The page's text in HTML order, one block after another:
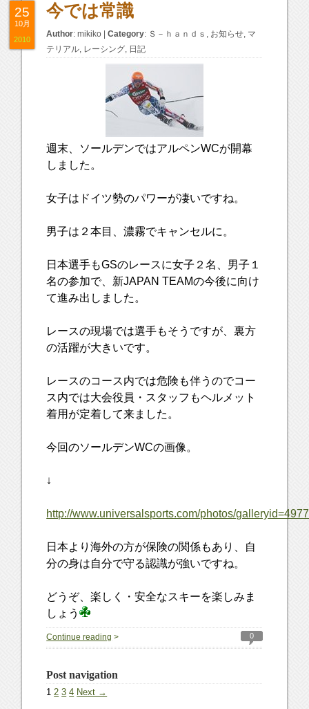
今では常識
Author:mikiko |Category: Ｓ－ｈａｎｄｓ , お知らせ, マ
テリアル, レーシング, 日記
週末、ソールデンではアルペンWCが開幕
しました。
女子はドイツ勢のパワーが凄いですね。
男子は２本目、濃霧でキャンセルに。
日本選手もGSのレースに女子２名、男子１
名の参加で、新JAPAN TEAMの今後に向け
て進み出しました。
レースの現場では選手もそうですが、裏方
の活躍が大きいです。
レースのコース内では危険も伴うのでコー
ス内では大会役員・スタッフもヘルメット
着用が定着して来ました。
今回のソールデンWCの画像。
↓
http://www.universalsports.com/photos/
日本より海外の方が保険の関係もあり、自
分の身は自分で守る認識が強いですね。
どうぞ、楽しく・安全なスキーを楽しみま
しょう
Continue reading > 0
25
10月
2010
Post navigation
1 2 3 4 Next →